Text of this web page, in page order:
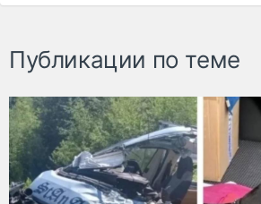
Публикации по теме